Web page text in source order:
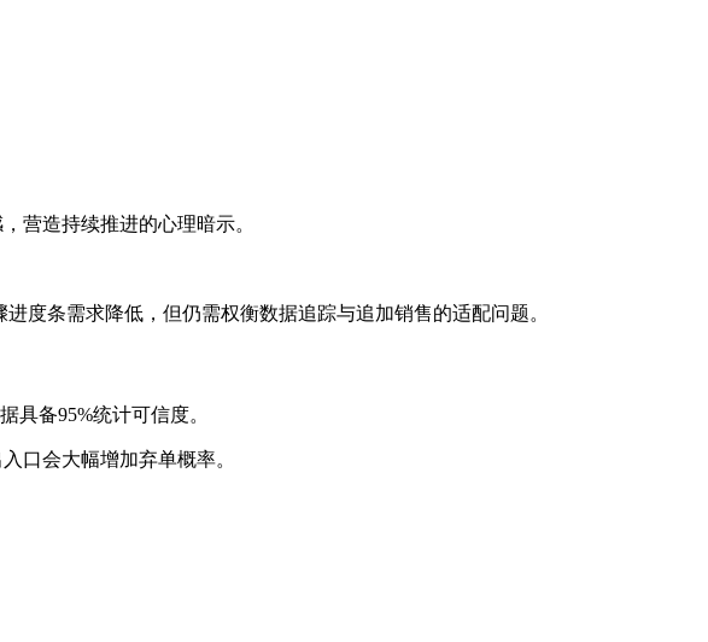
营造持续推进的心理暗示。
度条需求降低，但仍需权衡数据追踪与追加销售的适配问题。
具备95%统计可信度。
口会大幅增加弃单概率。